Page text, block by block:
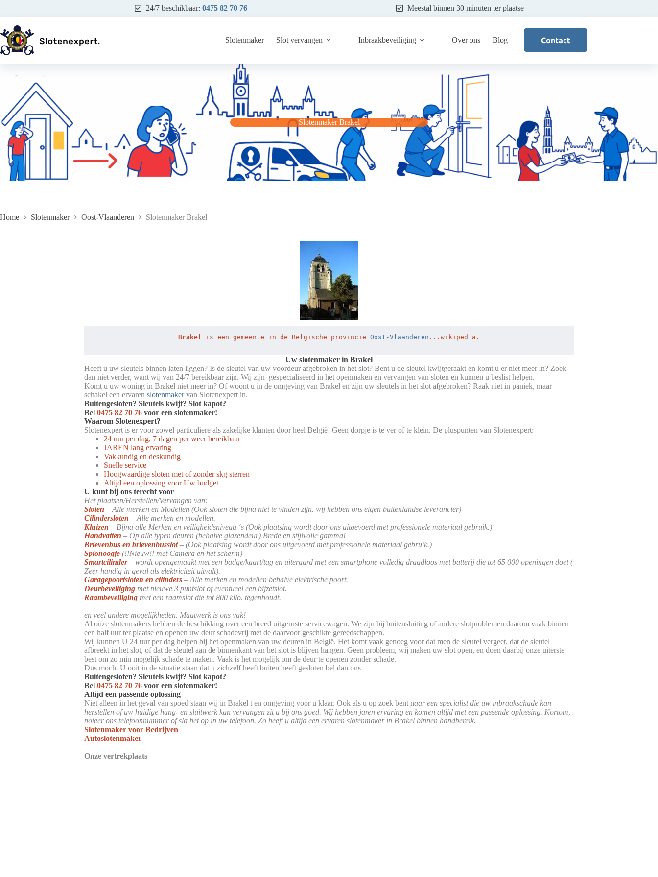
inhoud
24/7 beschikbaar: 0475 82 70 76 Meestal binnen 30 minuten ter plaatse
Slotenmaker Slot vervangen Inbraakbeveiliging Over ons Blog Contact
Slotenmaker Brakel
Home Slotenmaker Oost-Vlaanderen Slotenmaker Brakel
Brakel is een gemeente in de Belgische provincie Oost-Vlaanderen ... wikipedia .
Uw slotenmaker in Brakel
Heeft u uw sleutels binnen laten liggen? Is de sleutel van uw voordeur afgebroken in het slot? Bent u de sleutel kwijtgeraakt en komt u er niet meer in? Zoek
dan niet verder, want wij van 24/7 bereikbaar zijn. Wij zijn gespecialiseerd in het openmaken en vervangen van sloten en kunnen u beslist helpen.
Komt u uw woning in Brakel niet meer in? Of woont u in de omgeving van Brakel en zijn uw sleutels in het slot afgebroken? Raak niet in paniek, maar
schakel een ervaren slotenmakervan Slotenexpert in.
Buitengesloten? Sleutels kwijt? Slot kapot?
Bel 0475 82 70 76 voor een slotenmaker!
Waarom Slotenexpert?
Slotenexpert is er voor zowel particuliere als zakelijke klanten door heel België! Geen dorpje is te ver of te klein. De pluspunten van Slotenexpert:
24 uur per dag, 7 dagen per weer bereikbaar
JAREN lang ervaring
Vakkundig en deskundig
Snelle service
Hoogwaardige sloten met of zonder skg sterren
Altijd een oplossing voor Uw budget
U kunt bij ons terecht voor
Het plaatsen/Herstellen/Vervangen van:
Sloten – Alle merken en Modellen (Ook sloten die bijna niet te vinden zijn. wij hebben ons eigen buitenlandse leverancier)
Cilindersloten – Alle merken en modellen.
Kluizen – Bijna alle Merken en veiligheidsniveau ‘s (Ook plaatsing wordt door ons uitgevoerd met professionele materiaal gebruik.)
Handvatten – Op alle typen deuren (behalve glazendeur) Brede en stijlvolle gamma!
Brievenbus en brievenbusslot – (Ook plaatsing wordt door ons uitgevoerd met professionele materiaal gebruik.)
Spionoogje (!!Nieuw!! met Camera en het scherm)
Smartcilinder – wordt opengemaakt met een badge/kaart/tag en uiteraard met een smartphone volledig draadloos met batterij die tot 65 000 openingen doet (
Zeer handig in geval als elektriciteit uitvalt).
Garagepoortsloten en cilinders – Alle merken en modellen behalve elektrische poort.
Deurbeveiliging met nieuwe 3 puntslot of eventueel een bijzetslot.
Raambeveiliging met een raamslot die tot 800 kilo. tegenhoudt.
en veel andere mogelijkheden. Maatwerk is ons vak!
Al onze slotenmakers hebben de beschikking over een breed uitgeruste servicewagen. We zijn bij buitensluiting of andere slotproblemen daarom vaak binnen
een half uur ter plaatse en openen uw deur schadevrij met de daarvoor geschikte gereedschappen.
Wij kunnen U 24 uur per dag helpen bij het openmaken van uw deuren in België. Het komt vaak genoeg voor dat men de sleutel vergeet, dat de sleutel
afbreekt in het slot, of dat de sleutel aan de binnenkant van het slot is blijven hangen. Geen probleem, wij maken uw slot open, en doen daarbij onze uiterste
best om zo min mogelijk schade te maken. Vaak is het mogelijk om de deur te openen zonder schade.
Dus mocht U ooit in de situatie staan dat u zichzelf heeft buiten heeft gesloten bel dan ons
Buitengesloten? Sleutels kwijt? Slot kapot?
Bel 0475 82 70 76 voor een slotenmaker!
Altijd een passende oplossing
Niet alleen in het geval van spoed staan wij in Brakel t en omgeving voor u klaar. Ook als u op zoek bent naar een specialist die uw inbraakschade kan
herstellen of uw huidige hang- en sluitwerk kan vervangen zit u bij ons goed. Wij hebben jaren ervaring en komen altijd met een passende oplossing. Kortom,
noteer ons telefoonnummer of sla het op in uw telefoon. Zo heeft u altijd een ervaren slotenmaker in Brakel binnen handbereik.
Slotenmaker voor Bedrijven
Autoslotenmaker
Onze vertrekplaats